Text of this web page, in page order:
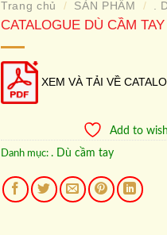
Trang chủ / SẢN PHẨM / .
CATALOGUE DÙ CẦM TAY
XEM VÀ TẢI VỀ
Add to
Danh mục: . Dù cầm tay